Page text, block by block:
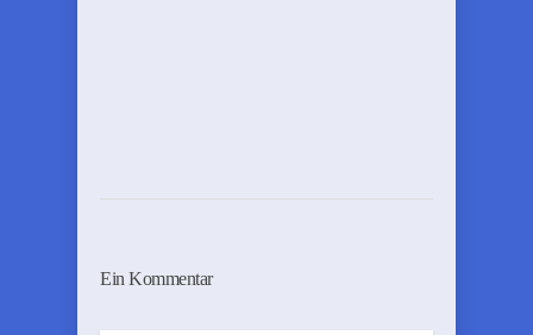
Ein Kommentar